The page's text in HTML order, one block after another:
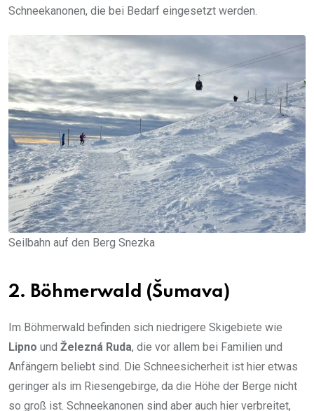
Schneekanonen, die bei Bedarf eingesetzt werden.
Seilbahn auf den Berg Snezka
2. Böhmerwald (Šumava)
Im Böhmerwald befinden sich niedrigere Skigebiete wie
Lipno und Železná Ruda, die vor allem bei Familien und
Anfängern beliebt sind. Die Schneesicherheit ist hier etwas
geringer als im Riesengebirge, da die Höhe der Berge nicht
so groß ist. Schneekanonen sind aber auch hier verbreitet,